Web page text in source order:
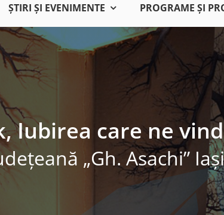
ŞTIRI ŞI EVENIMENTE PROGRAME ŞI
Iubirea care ne
„Gh. Asachi” Iaşi